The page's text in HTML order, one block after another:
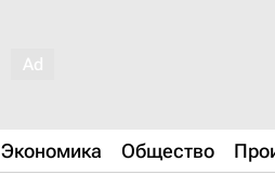
Экономика Общество